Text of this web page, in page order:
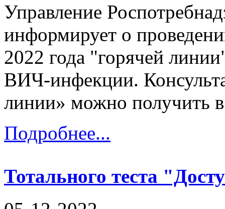
Управление
информирует о
2022 года "горячей
ВИЧ-инфекции.
линии» можно получить
Подробнее...
Тотального теста